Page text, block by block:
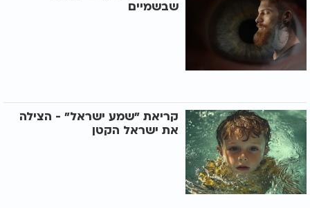
שבשמיים
קריאת "שמע ישראל" - הצילה
את ישראל הקטן